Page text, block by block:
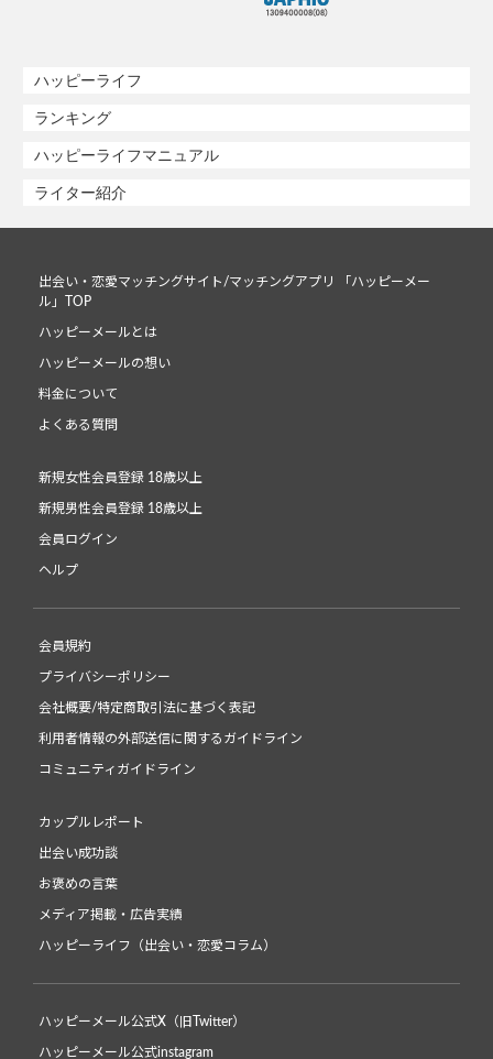
ハッピーライフ
ランキング
ハッピーライフマニュアル
ライター紹介
出会い・恋愛マッチングサイト/マッチングアプリ 「ハッピーメー
ル」TOP
ハッピーメールとは
ハッピーメールの想い
料金について
よくある質問
新規女性会員登録 18歳以上
新規男性会員登録 18歳以上
会員ログイン
ヘルプ
会員規約
プライバシーポリシー
会社概要/特定商取引法に基づく表記
利用者情報の外部送信に関するガイドライン
コミュニティガイドライン
カップルレポート
出会い成功談
お褒めの言葉
メディア掲載・広告実績
ハッピーライフ（出会い・恋愛コラム）
ハッピーメール公式X（旧Twitter）
ハッピーメール公式instagram